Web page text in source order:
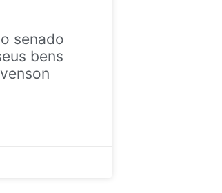
senado
bens